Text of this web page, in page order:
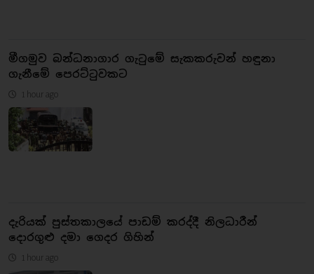
මීගමුව බන්ධනාගාර ගැටුමේ සැකකරුවන් හඳුනා
ගැනීමේ පෙරට්ටුවකට
1 hour ago
දැරියක් පුස්තකාලයේ පාඩම් කරද්දී නිලධාරීන්
දොරගුළු දමා ගෙදර ගිහින්
1 hour ago